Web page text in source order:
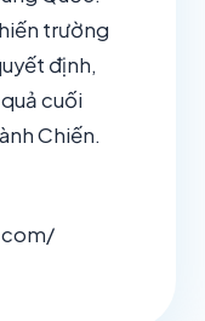
trường
định,
cuối
Chiến.